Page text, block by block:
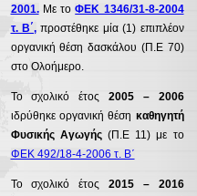
2001. Με το ΦΕΚ 1346/31-8-2004
τ. Β΄, προστέθηκε μία (1) επιπλέον
οργανική θέση δασκάλου (Π.Ε 70)
στο Ολοήμερο.
Το σχολικό έτος 2005 – 2006
ιδρύθηκε οργανική θέση καθηγητή
Φυσικής Αγωγής(Π.Ε 11) με το
ΦΕΚ 492/18-4-2006 τ. Β΄
Το σχολικό έτος 2015 – 2016